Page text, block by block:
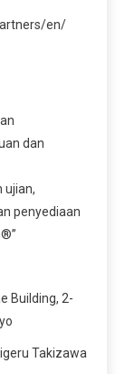
en/
dan
ujian,
2-
Takizawa